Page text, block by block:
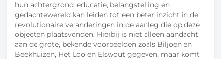
hun achtergrond, educatie, belangstelling en
gedachtewereld kan leiden tot een beter inzicht in de
revolutionaire veranderingen in de aanleg die op deze
objecten plaatsvonden. Hierbij is niet alleen aandacht
aan de grote, bekende voorbeelden zoals Biljoen en
Beekhuizen, Het Loo en Elswout gegeven, maar komt